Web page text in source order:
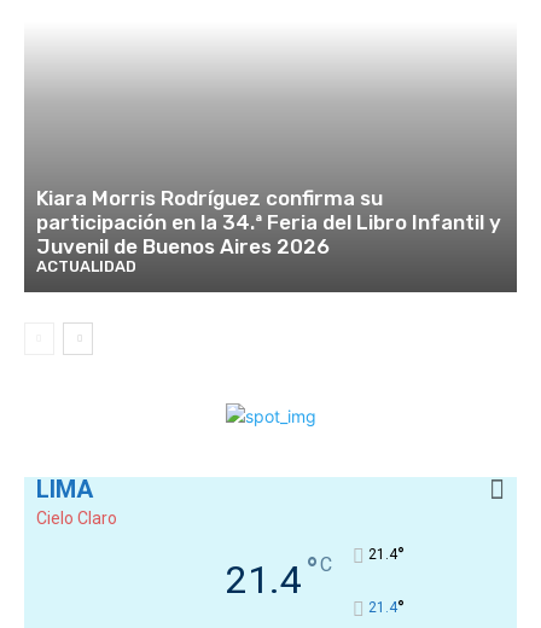
Kiara Morris Rodríguez confirma su
participación en la 34.ª Feria del Libro Infantil y
Juvenil de Buenos Aires 2026
ACTUALIDAD
LIMA
Cielo Claro
21.4°C 21.4°
21.4°